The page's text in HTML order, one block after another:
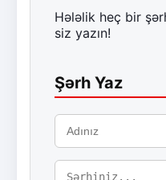
Hələlik heç bir
siz yazın!
Şərh Yaz